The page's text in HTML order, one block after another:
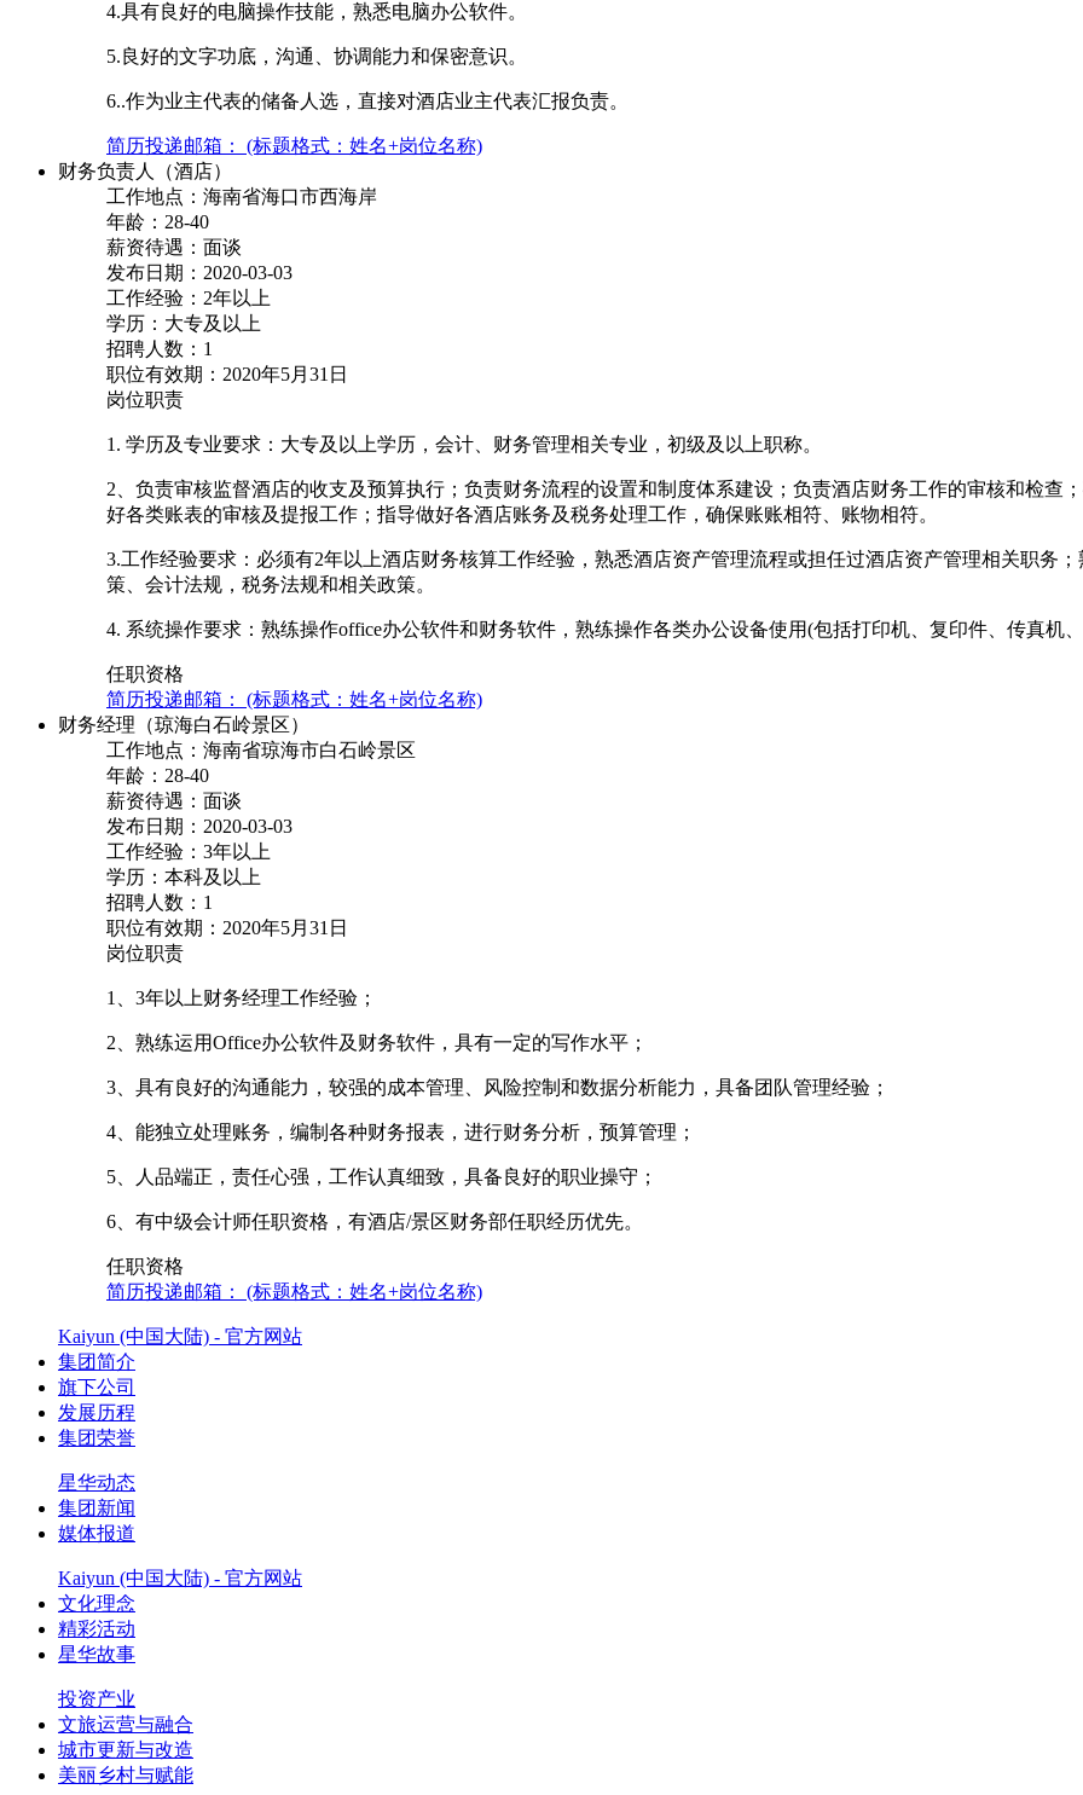
4.具有良好的电脑操作技能，熟悉电脑办公软件。
5.良好的文字功底，沟通、协调能力和保密意识。
6..作为业主代表的储备人选，直接对酒店业主代表汇报负责。
简历投递邮箱： (标题格式：姓名+岗位名称)
财务负责人（酒店）
工作地点：海南省海口市西海岸
年龄：28-40
薪资待遇：面谈
发布日期：2020-03-03
工作经验：2年以上
学历：大专及以上
招聘人数：1
职位有效期：2020年5月31日
岗位职责
1. 学历及专业要求：大专及以上学历，会计、财务管理相关专业，初级及以上职称。
2、负责审核监督酒店的收支及预算执行；负责财务流程的设置和制度体系建设；负责酒店财务工作的审核和检查
好各类账表的审核及提报工作；指导做好各酒店账务及税务处理工作，确保账账相符、账物相符。
3.工作经验要求：必须有2年以上酒店财务核算工作经验，熟悉酒店资产管理流程或担任过酒店资产管理相关职务
策、会计法规，税务法规和相关政策。
4. 系统操作要求：熟练操作office办公软件和财务软件，熟练操作各类办公设备使用(包括打印机、复印件、传真机、
任职资格
简历投递邮箱： (标题格式：姓名+岗位名称)
财务经理（琼海白石岭景区）
工作地点：海南省琼海市白石岭景区
年龄：28-40
薪资待遇：面谈
发布日期：2020-03-03
工作经验：3年以上
学历：本科及以上
招聘人数：1
职位有效期：2020年5月31日
岗位职责
1、3年以上财务经理工作经验；
2、熟练运用Office办公软件及财务软件，具有一定的写作水平；
3、具有良好的沟通能力，较强的成本管理、风险控制和数据分析能力，具备团队管理经验；
4、能独立处理账务，编制各种财务报表，进行财务分析，预算管理；
5、人品端正，责任心强，工作认真细致，具备良好的职业操守；
6、有中级会计师任职资格，有酒店/景区财务部任职经历优先。
任职资格
简历投递邮箱： (标题格式：姓名+岗位名称)
Kaiyun (中国大陆) - 官方网站
集团简介
旗下公司
发展历程
集团荣誉
星华动态
集团新闻
媒体报道
Kaiyun (中国大陆) - 官方网站
文化理念
精彩活动
星华故事
投资产业
文旅运营与融合
城市更新与改造
美丽乡村与赋能